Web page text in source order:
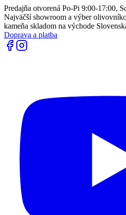
Predajňa otvorená Po-Pi 9:00-17:00,
Najväčší showroom a výber
kameňa skladom na východe
Doprava a platba